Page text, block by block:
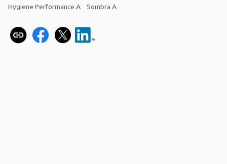
Hygiene Performance A Sombra A